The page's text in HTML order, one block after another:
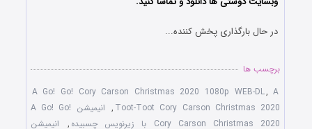
در حال بارگذاری پخش کننده...
برچسب ها
A Go! Go! Cory Carson Christmas 2020 1080p WEB-DL,A
Toot-Toot Cory Carson Christmas 2020
,
انیمیشن A Go! Go!
Cory Carson Christmas 2020 با زیرنویس چسبیده
, انیمیشن